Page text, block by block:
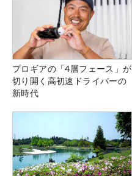
プロギアの「4層フェース」が
切り開く高初速ドライバーの
新時代